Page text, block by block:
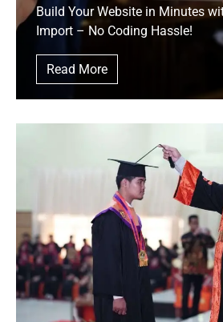
Build Your Website in Minutes
Import – No Coding Hassle!
Read More